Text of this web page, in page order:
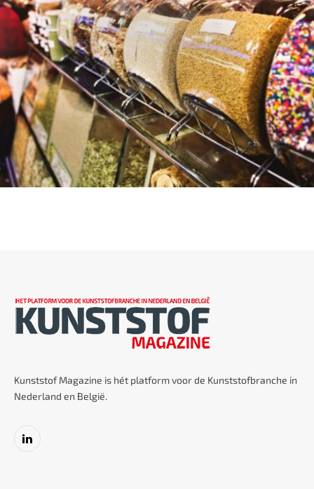
Kunststof Magazine is hét platform voor de Kunststofbranche in
Nederland en België.
LinkedIn